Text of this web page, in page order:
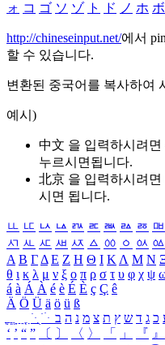
ォ コ ゴ ソ ゾ ト ド ノ ホ ボ
http://chineseinput.net/에서
할 수 있습니다.
변환된 중국어를 복사하여
예시)
中文 을 입력하시려면
누르시면됩니다.
北京 을 입력하시려면
시면 됩니다.
ㅥ ㅦ ㅧ ㅨ ㅩ ㅪ ㅫ ㅬ ㅭ ㅮ
ㅺ ㅻ ㅼ ㅽ ㅾ ㅿ ㆀ ㆁ ㆂ ㆃ
Α Β ΓΔ Ε Ζ Η Θ Ι ΚΛ Μ Ν
θ ι κ λ μ ν ξ ο π ρ σ τ υ φ χ ψ
á à Á À é è É È ç Ç ê
Ä Ö Ü ä ö ü ß
ִֶֹ ֻּ ׁׂ כ ג ד ש ץ ת צ מ נ ה ב
‘ ’ “ ” 〔 〕 〈 〉 「 」 『 』